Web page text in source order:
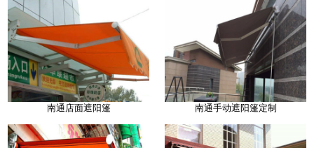
南通店面遮阳篷 南通手动遮阳篷定制